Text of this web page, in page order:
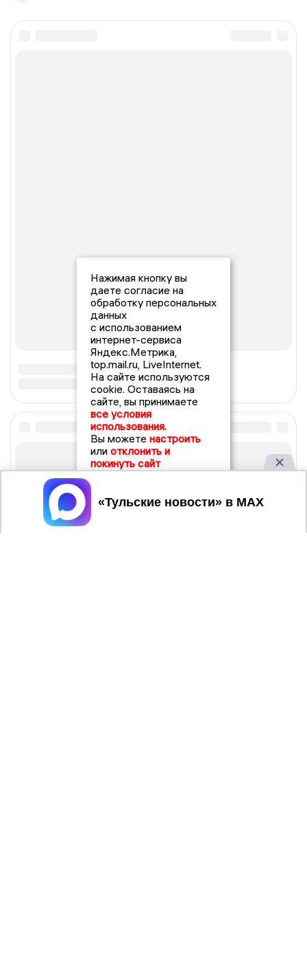
Нажимая кнопку вы
даете согласие на
обработку персональных
данных
с использованием
интернет-сервиса
Яндекс.Метрика,
top.mail.ru, LiveInternet.
На сайте используются
cookie. Оставаясь на
сайте, вы принимаете
все условия
использования.
Вы можете настроить
или отклонить и
покинуть сайт
Принять